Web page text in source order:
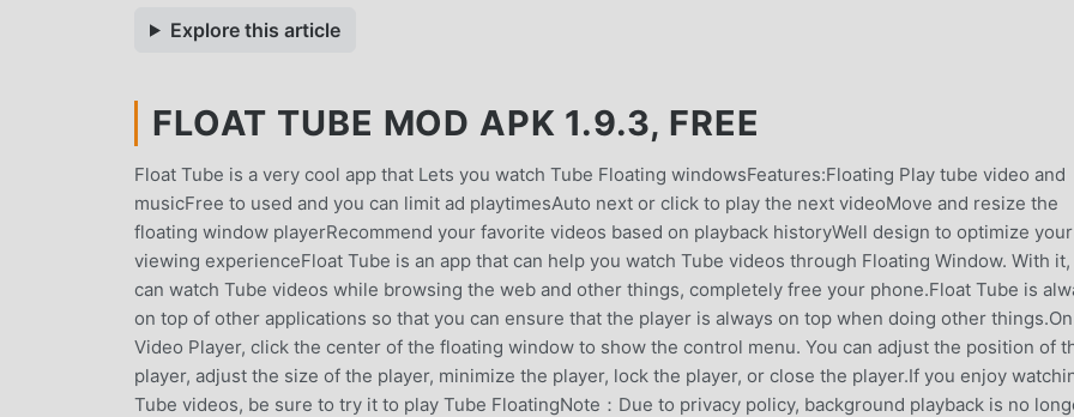
Explore this article
FLOAT TUBE MOD APK 1.9.3, FREE
Float Tube is a very cool app that Lets you watch Tube Floating windowsFeatures:Floating Play tube video and
musicFree to used and you can limit ad playtimesAuto next or click to play the next videoMove and resize the
floating window playerRecommend your favorite videos based on playback historyWell design to optimize your
viewing experienceFloat Tube is an app that can help you watch Tube videos through Floating Window. With
can watch Tube videos while browsing the web and other things, completely free your phone.Float Tube is
on top of other applications so that you can ensure that the player is always on top when doing other
Video Player, click the center of the floating window to show the control menu. You can adjust the position of
player, adjust the size of the player, minimize the player, lock the player, or close the player.If you enjoy
Tube videos, be sure to try it to play Tube FloatingNote：Due to privacy policy, background playback is no